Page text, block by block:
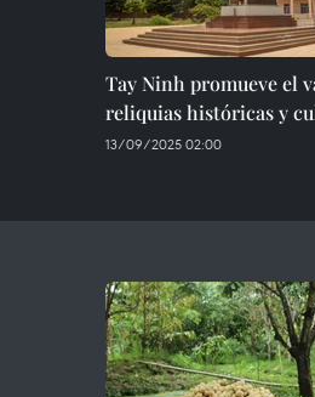
Tay Ninh promueve el
reliquias históricas y
13/09/2025 02:00